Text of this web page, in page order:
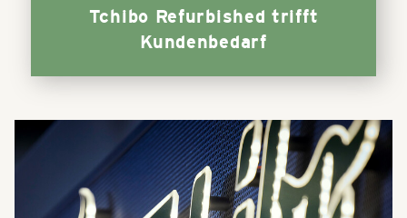
Tchibo Refurbished trifft
Kundenbedarf